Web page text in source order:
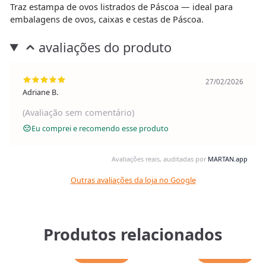
Traz estampa de ovos listrados de Páscoa — ideal para
embalagens de ovos, caixas e cestas de Páscoa.
avaliações do produto
Adriane B.
27/02/2026
(Avaliação sem comentário)
Eu comprei e recomendo esse produto
Avaliações reais, auditadas por MARTAN.app
Outras avaliações da loja no Google
Produtos relacionados